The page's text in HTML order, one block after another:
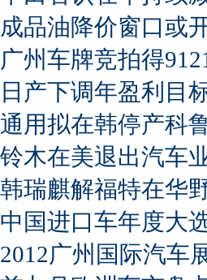
成品油降价窗口或
广州车牌竞拍得
日产下调年盈利目
通用拟在韩停产科
铃木在美退出汽车
韩瑞麒解福特在华
中国进口车年度大
2012广州国际汽车